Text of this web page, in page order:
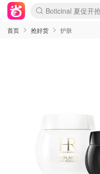
4折！lulu周四疯狂
速领！Stanley独
Zalando 奥莱闪促
首页 抢好货 护肤